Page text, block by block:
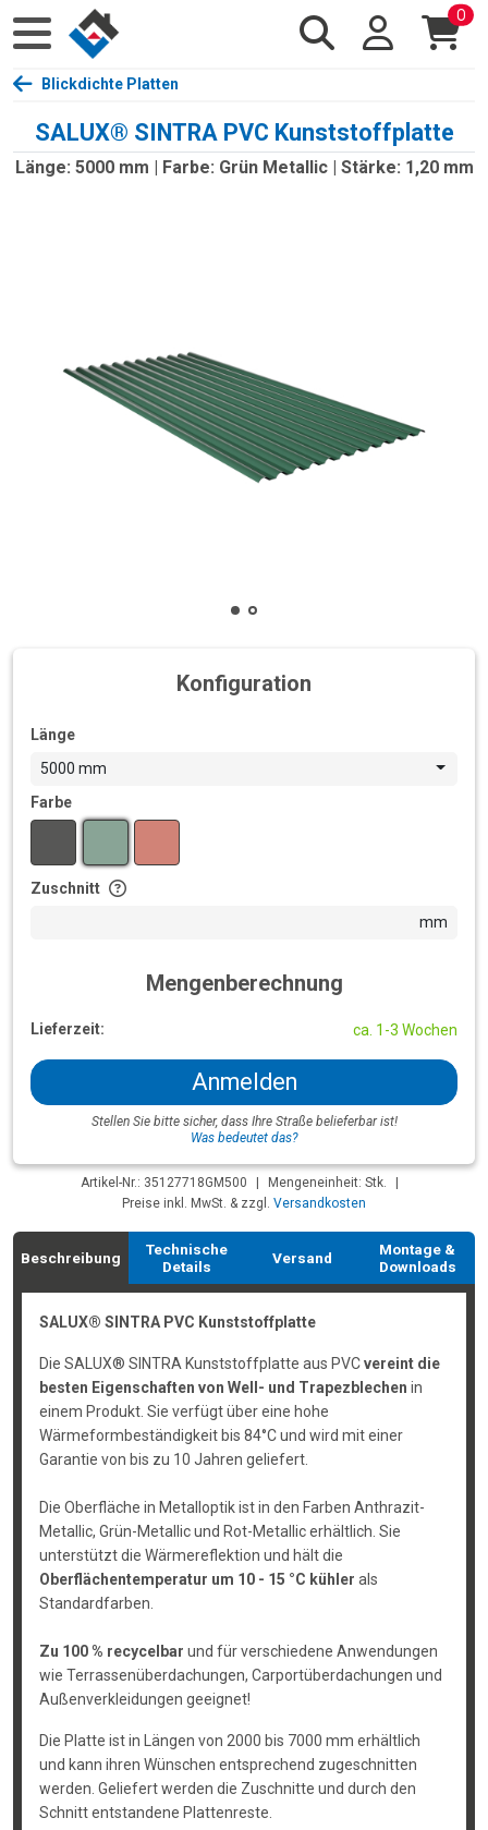
0
Blickdichte Platten
SALUX® SINTRA PVC Kunststoffplatte
Länge: 5000 mm | Farbe: Grün Metallic | Stärke: 1,20 mm
Konfiguration
Länge
5000 mm
Farbe
Zuschnitt
mm
Mengenberechnung
Lieferzeit: ca. 1-3 Wochen
Anmelden
Stellen Sie bitte sicher, dass Ihre Straße belieferbar ist!
Was bedeutet das?
Artikel-Nr.: 35127718GM500 | Mengeneinheit: Stk.
|
Preise inkl. MwSt. & zzgl. Versandkosten
Beschreibung
Technische
Details
Versand
Montage &
Downloads
SALUX® SINTRA PVC Kunststoffplatte
Die SALUX® SINTRA Kunststoffplatte aus PVCvereint die
besten Eigenschaften von Well- und Trapezblechen in
einem Produkt. Sie verfügt über eine hohe
Wärmeformbeständigkeit bis 84°C und wird mit einer
Garantie von bis zu 10 Jahren geliefert.
Die Oberfläche in Metalloptik ist in den Farben Anthrazit-
Metallic, Grün-Metallic und Rot-Metallic erhältlich. Sie
unterstützt die Wärmereflektion und hält die
Oberflächentemperatur um 10 - 15 °C kühler als
Standardfarben.
Zu 100 % recycelbar und für verschiedene Anwendungen
wie Terrassenüberdachungen, Carportüberdachungen und
Außenverkleidungen geeignet!
Die Platte ist in Längen von 2000 bis 7000 mm erhältlich
und kann ihren Wünschen entsprechend zugeschnitten
werden. Geliefert werden die Zuschnitte und durch den
Schnitt entstandene Plattenreste.